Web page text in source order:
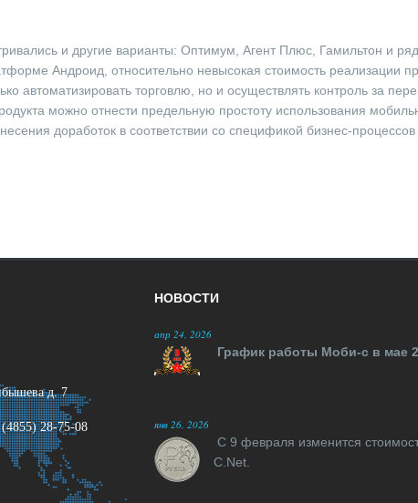
и другие варианты: Оптимум, Агент Плюс, Гамильтон и
Андроид, относительно невысокая стоимость реализации
автоматизировать торговлю, но и осуществлять контроль за
можно отнести предельную простоту использования
доработок в соответствии со спецификой бизнес-процессов
д. 7
28-75-08
НОВОСТИ
апр 24, 2026
График работы Моби-с в мае
янв 26, 2026
С 9 февраля изменится
C.Net.